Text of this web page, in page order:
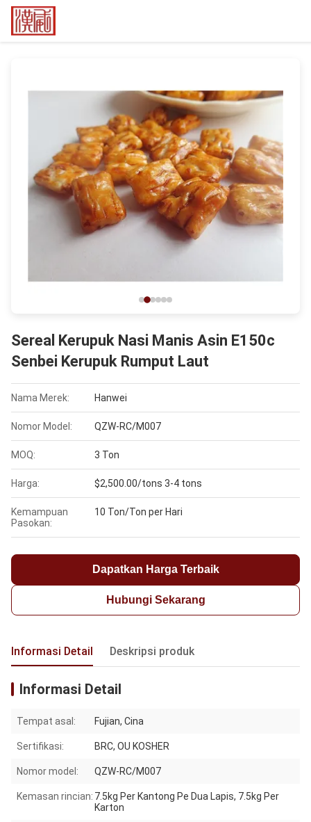
Sereal Kerupuk Nasi Manis Asin E150c
Senbei Kerupuk Rumput Laut
Nama Merek: Hanwei
Nomor Model: QZW-RC/M007
MOQ: 3 Ton
Harga: $2,500.00/tons 3-4 tons
Kemampuan
Pasokan:
10 Ton/Ton per Hari
Dapatkan Harga Terbaik
Hubungi Sekarang
Informasi Detail Deskripsi produk
Informasi Detail
Tempat asal: Fujian, Cina
Sertifikasi: BRC, OU KOSHER
Nomor model: QZW-RC/M007
Kemasan rincian: 7.5kg Per Kantong Pe Dua Lapis, 7.5kg Per
Karton